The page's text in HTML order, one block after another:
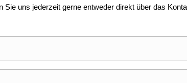
uns jederzeit gerne entweder direkt über das